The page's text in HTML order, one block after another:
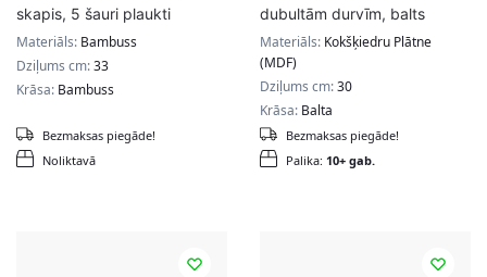
skapis, 5 šauri plaukti
Materiāls: Bambuss
Dziļums cm:33
Krāsa: Bambuss
Noliktavā
Bezmaksas piegāde!
dubultām durvīm, balts
Materiāls: Kokšķiedru Plātne
(MDF)
Dziļums cm:30
Krāsa: Balta
Palika: 10+ gab.
Bezmaksas piegāde!